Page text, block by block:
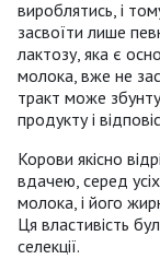
вироблятись, і
засвоїти лише
лактозу, яка є
молока, вже не
тракт може
продукту і
Корови якісно
вдачею, серед
молока, і його
Ця властивість
селекції.